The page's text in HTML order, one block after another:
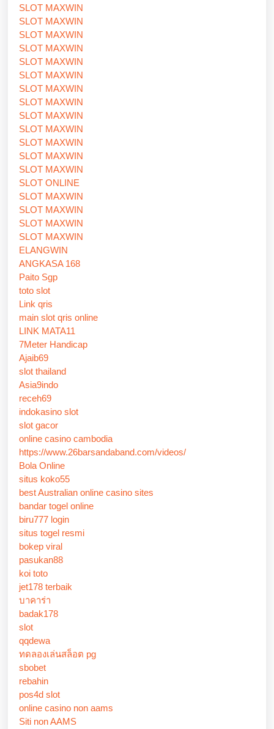
SLOT MAXWIN
SLOT MAXWIN
SLOT MAXWIN
SLOT MAXWIN
SLOT MAXWIN
SLOT MAXWIN
SLOT MAXWIN
SLOT MAXWIN
SLOT MAXWIN
SLOT MAXWIN
SLOT MAXWIN
SLOT MAXWIN
SLOT MAXWIN
SLOT ONLINE
SLOT MAXWIN
SLOT MAXWIN
SLOT MAXWIN
SLOT MAXWIN
ELANGWIN
ANGKASA 168
Paito Sgp
toto slot
Link qris
main slot qris online
LINK MATA11
7Meter Handicap
Ajaib69
slot thailand
Asia9indo
receh69
indokasino slot
slot gacor
online casino cambodia
https://www.26barsandaband.com/videos/
Bola Online
situs koko55
best Australian online casino sites
bandar togel online
biru777 login
situs togel resmi
bokep viral
pasukan88
koi toto
jet178 terbaik
บาคาร่า
badak178
slot
qqdewa
ทดลองเล่นสล็อต pg
sbobet
rebahin
pos4d slot
online casino non aams
Siti non AAMS